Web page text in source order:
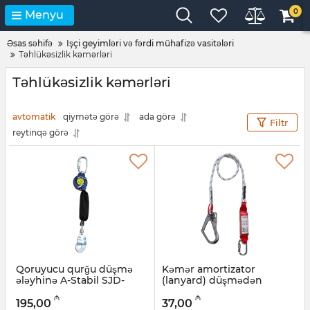
Menyu 0
Əsas səhifə
Işçi geyimləri və fərdi mühafizə vasitələri
Təhlükəsizlik kəmərləri
Təhlükəsizlik kəmərləri
avtomatik qiymətə görə
ada görə
reytinqə görə
Filtr
Qoruyucu qurğu düşmə
ələyhinə A-Stabil SJD-
Artikul: 047001019
195,00 ₼
Kəmər amortizator
(lanyard) düşmədən
EAL10151, 1.8 m
37,00 ₼